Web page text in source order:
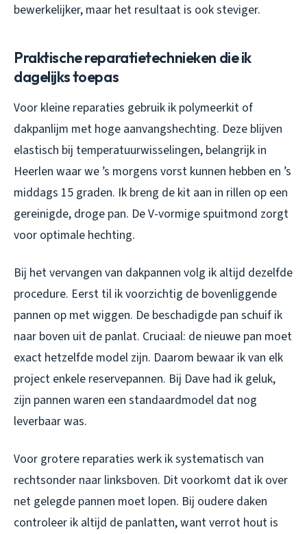
bewerkelijker, maar het resultaat is ook steviger.
Praktische reparatietechnieken die ik
dagelijks toepas
Voor kleine reparaties gebruik ik polymeerkit of
dakpanlijm met hoge aanvangshechting. Deze blijven
elastisch bij temperatuurwisselingen, belangrijk in
Heerlen waar we ’s morgens vorst kunnen hebben en ’s
middags 15 graden. Ik breng de kit aan in rillen op een
gereinigde, droge pan. De V-vormige spuitmond zorgt
voor optimale hechting.
Bij het vervangen van dakpannen volg ik altijd dezelfde
procedure. Eerst til ik voorzichtig de bovenliggende
pannen op met wiggen. De beschadigde pan schuif ik
naar boven uit de panlat. Cruciaal: de nieuwe pan moet
exact hetzelfde model zijn. Daarom bewaar ik van elk
project enkele reservepannen. Bij Dave had ik geluk,
zijn pannen waren een standaardmodel dat nog
leverbaar was.
Voor grotere reparaties werk ik systematisch van
rechtsonder naar linksboven. Dit voorkomt dat ik over
net gelegde pannen moet lopen. Bij oudere daken
controleer ik altijd de panlatten, want verrot hout is